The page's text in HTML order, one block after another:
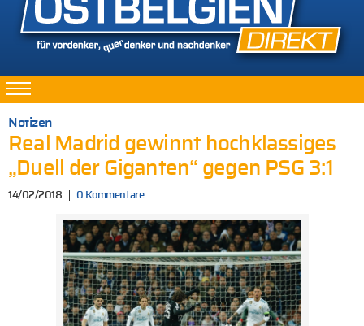
Notizen
Real Madrid gewinnt hochklassiges
„Duell der Giganten“ gegen PSG 3:1
14/02/2018 0 Kommentare